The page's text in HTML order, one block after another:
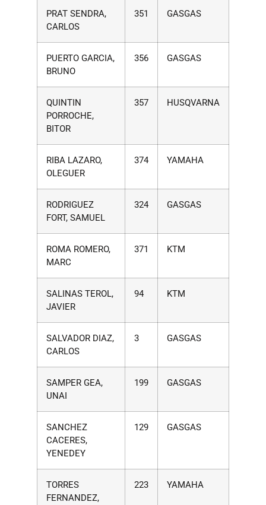
PRAT SENDRA,
CARLOS
351 GASGAS
PUERTO GARCIA,
BRUNO
356 GASGAS
QUINTIN
PORROCHE,
BITOR
357 HUSQVARNA
RIBA LAZARO,
OLEGUER
374 YAMAHA
RODRIGUEZ
FORT, SAMUEL
324 GASGAS
ROMA ROMERO,
MARC
371 KTM
SALINAS TEROL,
JAVIER
94 KTM
SALVADOR DIAZ,
CARLOS
3 GASGAS
SAMPER GEA,
UNAI
199 GASGAS
SANCHEZ
CACERES,
YENEDEY
129 GASGAS
TORRES
FERNANDEZ,
223 YAMAHA